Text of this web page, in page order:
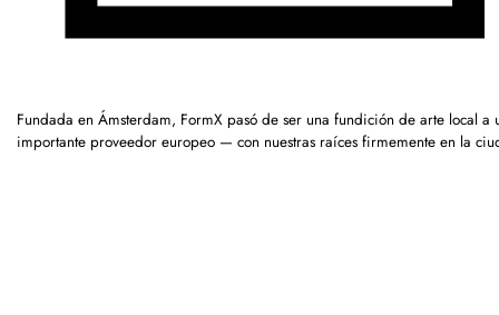
Fundada en Ámsterdam, FormX pasó de ser una fundición de arte local a
importante proveedor europeo — con nuestras raíces firmemente en la